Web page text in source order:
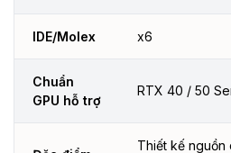
IDE/Molex x6
Chuẩn
GPU hỗ trợ
RTX 40 / 50
Thiết kế nguồn